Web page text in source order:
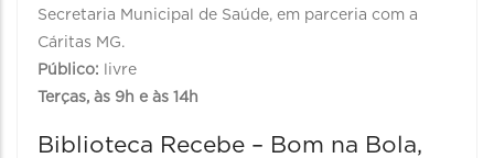
Secretaria Municipal de Saúde, em parceria com a
Cáritas MG.
Público: livre
Terças, às 9h e às 14h
Biblioteca Recebe – Bom na Bola,